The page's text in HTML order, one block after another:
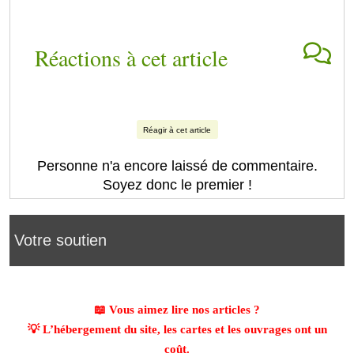
Votre soutien
📖 Vous aimez lire nos articles ?
💡 L’hébergement du site, les cartes et les ouvrages ont un
coût.
Réactions à cet article
Réagir à cet article
Personne n'a encore laissé de commentaire.
Soyez donc le premier !